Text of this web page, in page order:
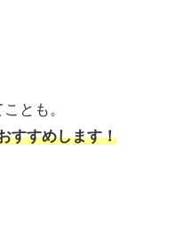
とも。
すすめします！